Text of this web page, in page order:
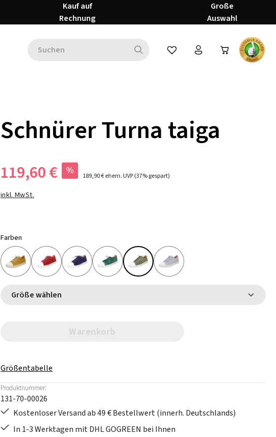
Kauf auf
Rechnung
Große
Auswahl
Du hast 0 Produkte auf dem
Schnürer Turna taiga
119,60 € % 189,90 €ehem. UVP(37% gespart)
inkl. MwSt.
Farben
Größe wählen
Warenkorb
Größentabelle
Produktnummer:
131-70-00026
Kostenloser Versand ab 49 € Bestellwert (innerh. Deutschlands)
In 1-3 Werktagen mit DHL GOGREEN bei Ihnen